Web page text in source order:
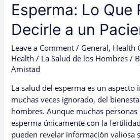
Esperma: Lo Que
Decirle a un
Leave a Comment / General, Health
Health / La Salud de los Hombres /
Amistad
La salud del esperma es un
muchas veces ignorado, del
hombres. Aunque muchas personas
esperma únicamente con la
pueden revelar información valiosa